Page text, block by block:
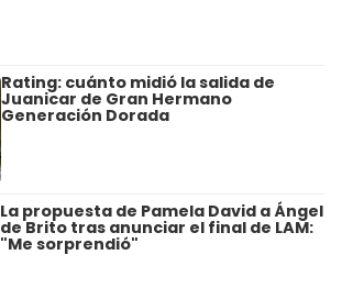
Rating: cuánto midió la salida de
Juanicar de Gran Hermano
Generación Dorada
La propuesta de Pamela David a Ángel
de Brito tras anunciar el final de LAM:
"Me sorprendió"